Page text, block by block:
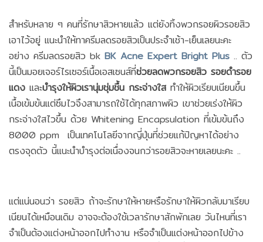
สำหรับหลาย ๆ คนที่รักษาสิวหายแล้ว แต่ยังทิ้งพวกรอยผิวรอยสิว
เอาไว้อยู่ แนะนำให้ทาครีมลดรอยสิวเป็นประจำเช้า-เย็นเลยนะคะ
อย่าง ครีมลดรอยสิว bk BK Acne Expert Bright Plus .. ตัว
นี้เป็นมอยเจอร์ไรเซอร์เนื้อเอสเซนส์ที่ช่วยลดพวกรอยสิว รอยดำรอย
แดง และบำรุงให้ผิวเรานุ่มชุ่มชื้น กระจ่างใส ทำให้ผิวเรียบเนียนขึ้น
เนื้อเข้มข้นแต่ซึมไวจึงสามารถใช้ได้ทุกสภาพผิว เขาช่วยเร่งให้ผิว
กระจ่างใสไวขึ้น ด้วย Whitening Encapsulation ที่เข้มข้นถึง
8000 ppm เป็นเทคโนโลยีจากญี่ปุ่นที่ช่วยแก้ปัญหาได้อย่าง
ตรงจุดตัว นี้แนะนำบำรุงต่อเนื่องจนกว่ารอยสิวจะหายเลยนะคะ ..
แต่แน่นอนว่า รอยสิว ถ้าจะรักษาให้หายหรือรักษาให้ผิวกลับมาเรียบ
เนียนได้เหมือนเดิม อาจจะต้องใช้เวลารักษาสักพักเลย วันไหนที่เรา
จำเป็นต้องแต่งหน้าออกไปทำงาน หรือจำเป็นแต่งหน้าออกไปข้าง